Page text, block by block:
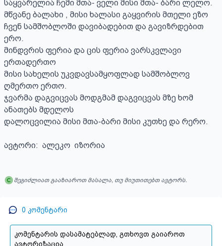
საყვარელია ჩემი მთა- ველი მისი მთა- ბარი ლელო.
მწვანე ბალახი , მისი ხალასი გაყვირის მთელი ეზო
ჩვენ სამშობლოში დავიბადებით და გავიზრდებით
ერო.
მინდვრის ფერია და ცის ფერია ვარსკვლავი
ერთადერთო
მისი სახელის უკვდავსამყოფლად სამშობლოვ
ღმერთო ერთო.
ჯვარმა დაგვიცვას მოდგმამ დაგვიცვას მზე ხომ
ანათებს მდელოს
დალოცვილია მისი მთა-ბარი მისი კუთხე და რერო.
ავტორი:  ალეკო  იზორია
შეგიძლიათ გააზიაროთ მასალა, თუ მიუთითებთ ავტორს.
0 კომენტარი